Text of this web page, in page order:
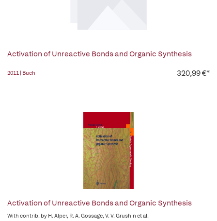
Activation of Unreactive Bonds and Organic Synthesis
2011 | Buch 320,99 €*
Activation of Unreactive Bonds and Organic Synthesis
With contrib. by H. Alper, R. A. Gossage, V. V. Grushin et al.